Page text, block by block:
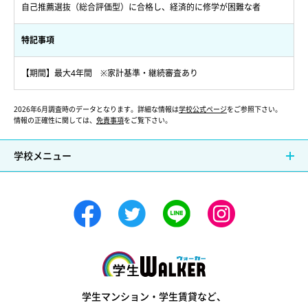
自己推薦選抜（総合評価型）に合格し、経済的に修学が困難な者
特記事項
【期間】最大4年間 ※家計基準・継続審査あり
2026年6月調査時のデータとなります。詳細な情報は学校公式ページをご参照下さい。
情報の正確性に関しては、 免責事項をご覧下さい。
学校メニュー
学生マンション・学生賃貸など、